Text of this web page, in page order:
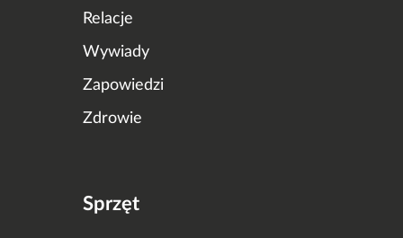
Relacje
Wywiady
Zapowiedzi
Zdrowie
Sprzęt